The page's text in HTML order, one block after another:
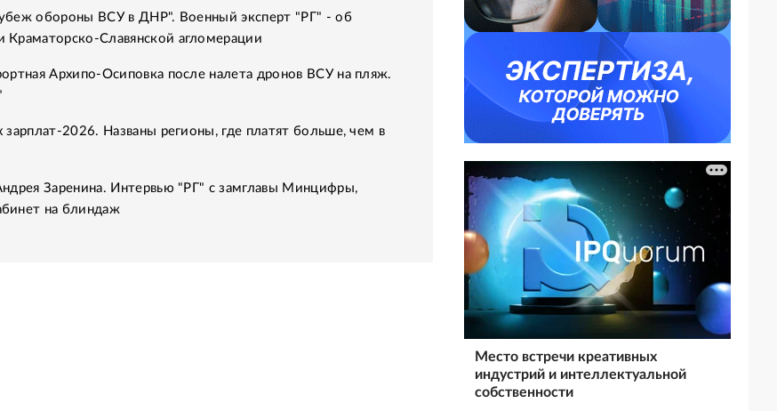
обороны ВСУ в ДНР". Военный эксперт "РГ" - об
Краматорско-Славянской агломерации
Архипо-Осиповка после налета дронов ВСУ на пляж.
зарплат-2026. Названы регионы, где платят больше, чем в
Заренина. Интервью "РГ" с замглавы Минцифры,
на блиндаж
Место встречи креативных
индустрий и интеллектуальной
собственности